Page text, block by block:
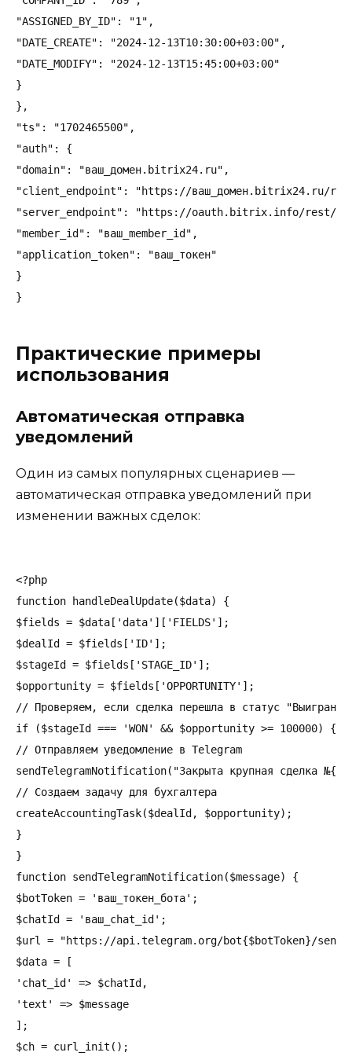
"ASSIGNED_BY_ID": "1",
"DATE_CREATE": "2024-12-13T10:30:00+03:00",
"DATE_MODIFY": "2024-12-13T15:45:00+03:00"
}
},
"ts": "1702465500",
"auth": {
"domain": "ваш_домен.bitrix24.ru",
"client_endpoint": "https://ваш_домен.bitrix24.ru/
"server_endpoint": "https://oauth.bitrix.info/rest/",
"member_id": "ваш_member_id",
"application_token": "ваш_токен"
}
Практические примеры
использования
Автоматическая отправка
уведомлений
Один из самых популярных сценариев —
автоматическая отправка уведомлений при
изменении важных сделок:
<?php
function handleDealUpdate($data) {
$fields = $data['data']['FIELDS'];
$dealId = $fields['ID'];
$stageId = $fields['STAGE_ID'];
$opportunity = $fields['OPPORTUNITY'];
// Проверяем, если сделка перешла в статус "Выиграна"
if ($stageId === 'WON' && $opportunity >= 100000) {
// Отправляем уведомление в Telegram
sendTelegramNotification("Закрыта крупная сделка
// Создаем задачу для бухгалтера
createAccountingTask($dealId, $opportunity);
}
}
function sendTelegramNotification($message) {
$botToken = 'ваш_токен_бота';
$chatId = 'ваш_chat_id';
$url = "https://api.telegram.org/bot{$botToken}/
$data = [
'chat_id' => $chatId,
'text' => $message
];
$ch = curl_init();